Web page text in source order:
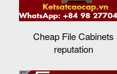
Cheap File Cabinets
reputation